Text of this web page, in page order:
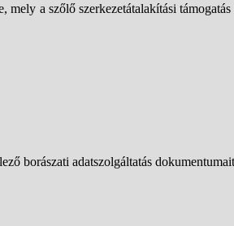
a szőlő szerkezetátalakítási
borászati adatszolgáltatás